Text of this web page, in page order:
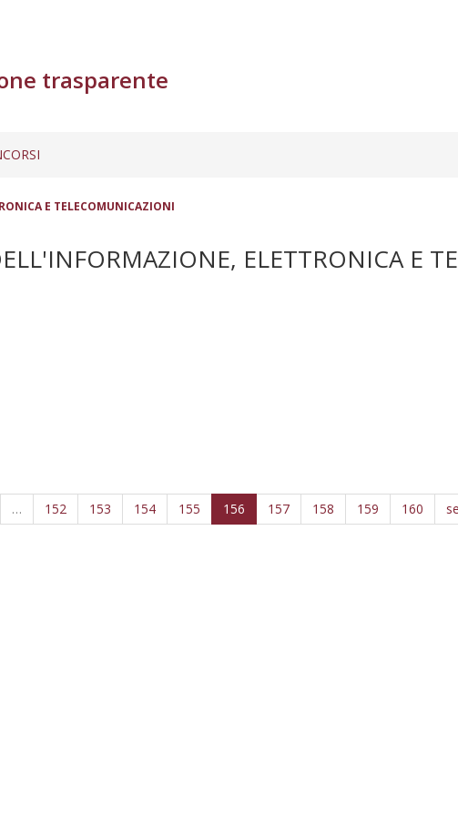
trasparente
E TELECOMUNICAZIONI
ELETTRONICA E
… 152 153 154 155 156 157 158 159 160